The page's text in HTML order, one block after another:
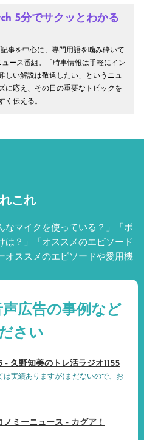
5分でサクッとわかる
事を中心に、専門用語を噛み砕いて
ース番組。「時事情報は手軽にイン
しい解説は敬遠したい」というニュ
に応え、その日の重要なトピックを
く伝える。
これ
なマイクを使っている？」「ポ
は？」「オススメのエピソード
オススメのエピソードや愛用機
広告の事例など
さい
- 久野知美のトレ活ラジオ1155
は実績ありますが)まだないので、お
ノミーニュース - カグア！